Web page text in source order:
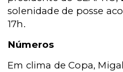
solenidade de posse
17h.
Números
Em clima de Copa,